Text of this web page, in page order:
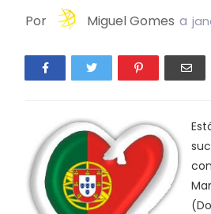
Por Miguel Gomes a